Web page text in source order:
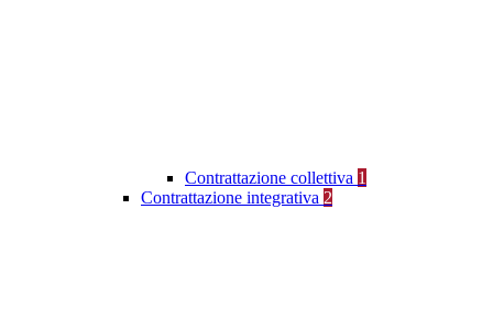
Contrattazione collettiva 1
Contrattazione integrativa 2